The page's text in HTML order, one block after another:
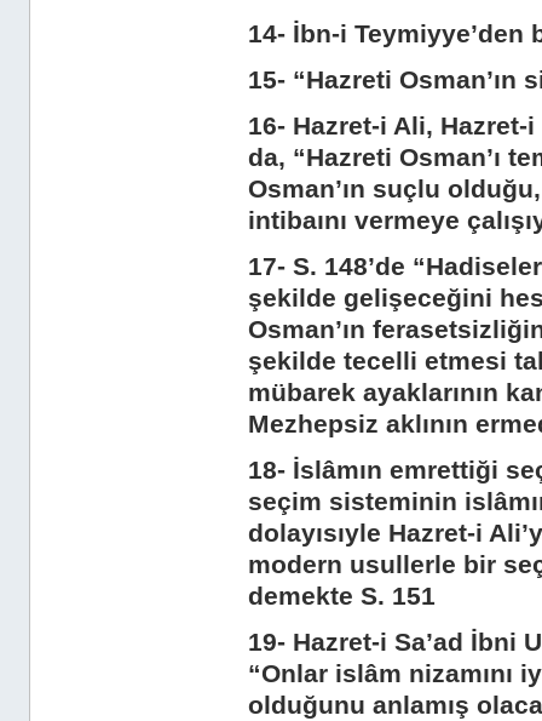
14- İbn-i
15- “Hazreti Osman’ın
16- Hazret-i Ali, Hazret-
da, “Hazreti Osman’ı
Osman’ın suçlu
intibaını vermeye
17- S. 148’de
şekilde gelişeceğini
Osman’ın
şekilde tecelli etmesi
mübarek ayaklarının
Mezhepsiz aklının
18- İslâmın emrettiği
seçim sisteminin
dolayısıyle Hazret-i
modern usullerle bir
demekte S. 151
19- Hazret-i Sa’ad İbni
“Onlar islâm nizamını
olduğunu anlamış